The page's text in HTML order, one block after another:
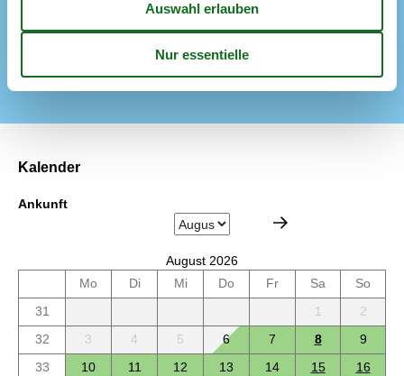
Elektroheizung
Kalender
Ankunft
August 2026
Mo
Di Mi Do Fr Sa
So
31
1
2
32
3 4 5 6 7 8
9
33
10 11 12 13 14 15
16